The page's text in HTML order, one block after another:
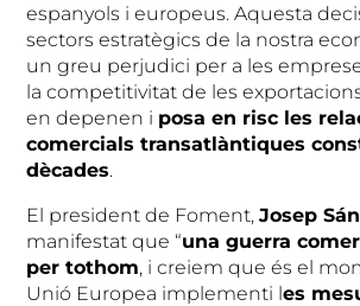
espanyols i europeus. Aquesta
sectors estratègics de la nostra
un greu perjudici per a les
la competitivitat de les
en depenen i posa en risc les
comercials transatlàntiques
dècades.
El president de Foment,Josep
manifestat que “una guerra
per tothom, i creiem que és el
Unió Europea implementi les